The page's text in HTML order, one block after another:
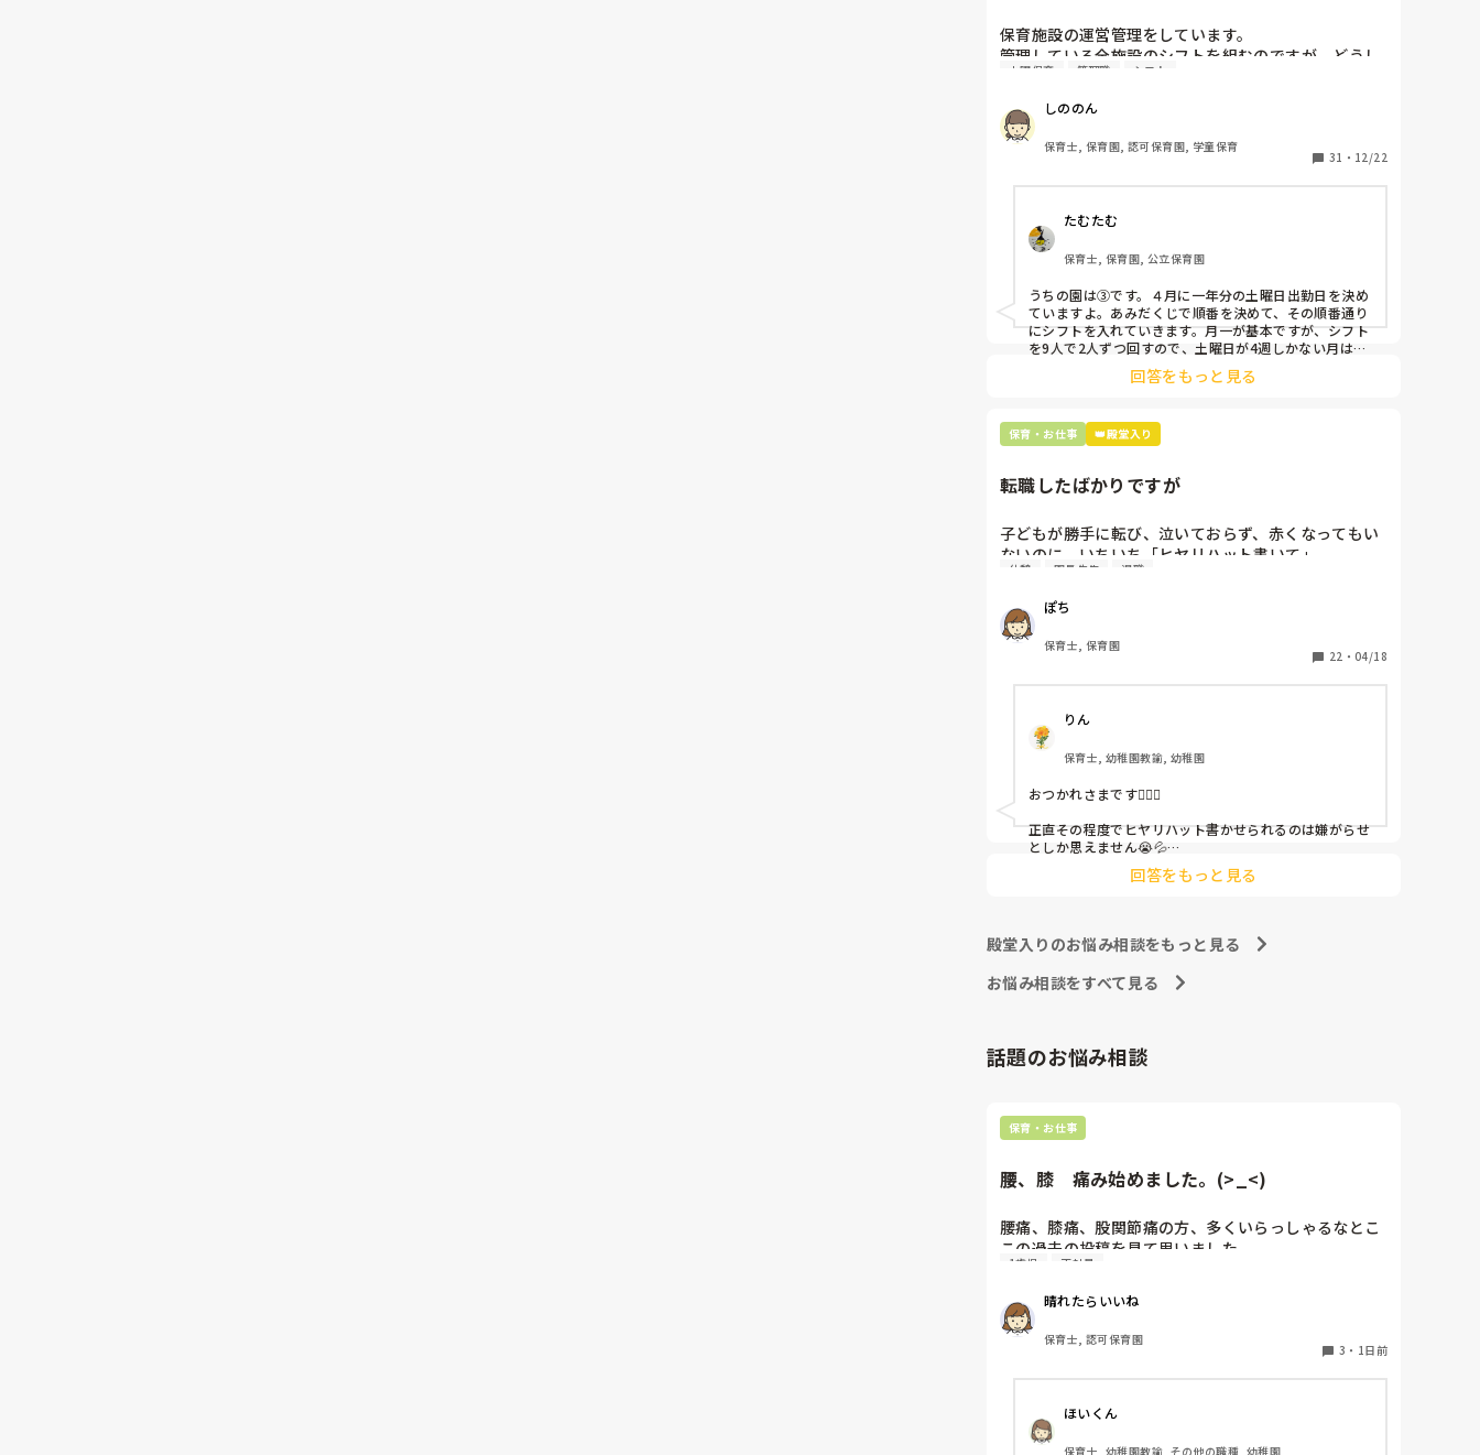
保育施設の運営管理をしています。
管理している全施設のシフトを組むのですが、どうし
ても土曜保育だけは入れる方が少なく、いつも苦労し
応募の段階では皆、月1〜2回の土曜出勤があることに
同意して入職しているはずですが、いざ勤務が始まる
と一日も土曜出勤が出来ない方ばかりです。
①土曜日の希望休は2日まで、と制限をかける
②毎月、必ず土曜保育に入ることのできる日を1日だ
けピックアップしてもらう
③仮シフトが出た時、土曜出勤が難しければ自身で代
わりの人を交渉して見つけてもらう
上記のいずれかの対策を取り入れることを考えていま
土曜保育 管理職 シフト
しののん
保育士, 保育園, 認可保育園, 学童保育
31 ・ 12/22
たむたむ
保育士, 保育園, 公立保育園
うちの園は③です。４月に一年分の土曜日出勤日を決め
ていますよ。あみだくじで順番を決めて、その順番通り
にシフトを入れていきます。月一が基本ですが、シフト
を9人で2人ずつ回すので、土曜日が4週しかない月は無
しの時もありますよ。その土曜日が出られない人は、同
じシフト時間の人と自分で交代して貰い、主任に報告し
回答をもっと見る
保育・お仕事 👑殿堂入り
転職したばかりですが
子どもが勝手に転び、泣いておらず、赤くなってもい
ないのに、いちいち「ヒヤリハット書いて」
と書かされ
休憩時間に書くしかなく、辛いです
（そう言う本人は書かない）
しかも、上司に↑この内容でも
「どうしたらなくせるか」
呼ばれて一緒に対策を考えさせられること多数
これだけで30〜40分拘束されて辛いです
皆さんの園はどうですか?
休憩 園長先生 退職
ぽち
保育士, 保育園
22 ・ 04/18
りん
保育士, 幼稚園教諭, 幼稚園
おつかれさまです🙇🏻‍♀️
正直その程度でヒヤリハット書かせられるのは嫌がらせ
としか思えません😭💦
他の先生方も同様のことをされているのでしょうか？
回答をもっと見る
殿堂入りのお悩み相談をもっと見る
お悩み相談をすべて見る
話題のお悩み相談
保育・お仕事
腰、膝　痛み始めました。(>_<)
腰痛、膝痛、股関節痛の方、多くいらっしゃるなとこ
この過去の投稿を見て思いました。
という私も、２週間前、初めて腰痛になりました。
右腰が痛くて、起き上がれない。
ようやく起き上がっても、立てない。
驚きました。
1歳児 正社員
晴れたらいいね
保育士, 認可保育園
3 ・ 1日前
ほいくん
保育士, 幼稚園教諭, その他の職種, 幼稚園